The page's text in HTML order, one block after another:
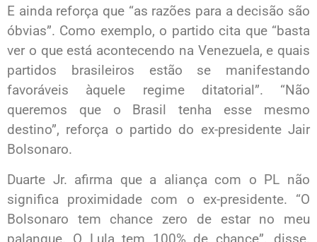
E ainda reforça que “as razões para a decisão são
óbvias”. Como exemplo, o partido cita que “basta
ver o que está acontecendo na Venezuela, e quais
partidos brasileiros estão se manifestando
favoráveis àquele regime ditatorial”. “Não
queremos que o Brasil tenha esse mesmo
destino”, reforça o partido do ex-presidente Jair
Bolsonaro.
Duarte Jr. afirma que a aliança com o PL não
significa proximidade com o ex-presidente. “O
Bolsonaro tem chance zero de estar no meu
palanque. O Lula tem 100% de chance”, disse.